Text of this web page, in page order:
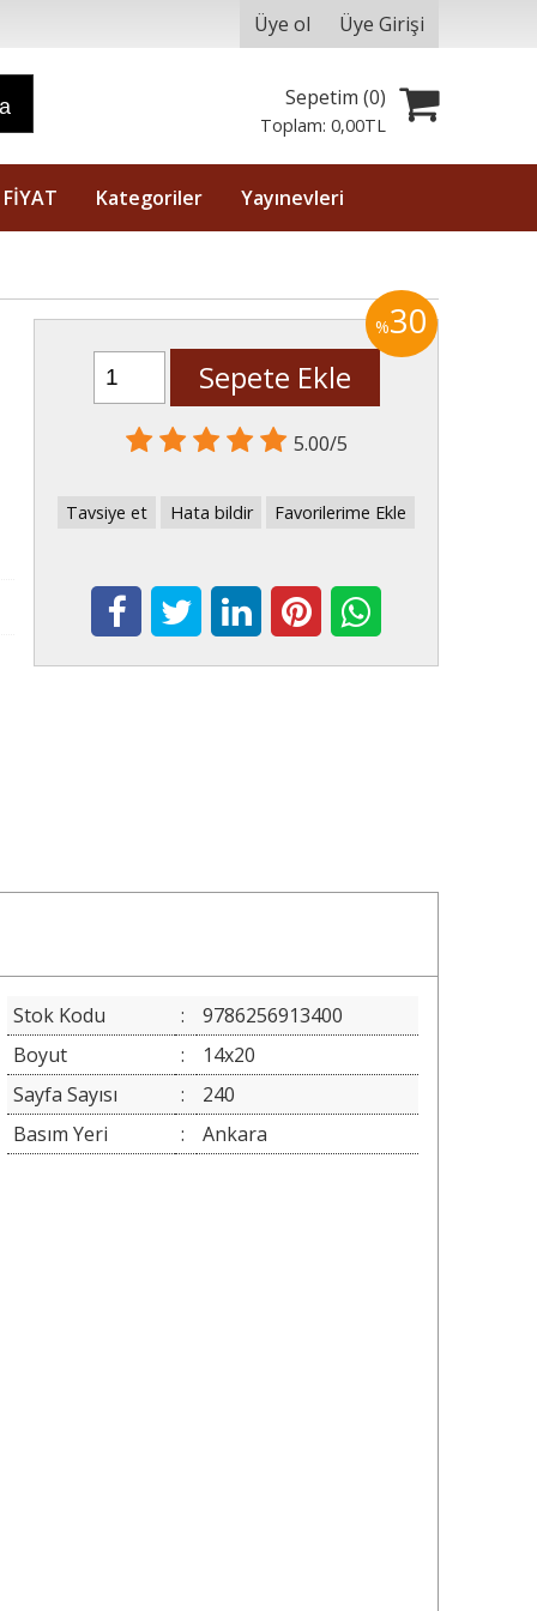
Üye ol Üye Girişi
Sepetim (0)
Toplam:0,00TL
FİYAT Kategoriler Yayınevleri
%30
Sepete Ekle
5.00/5
Tavsiye et Hata bildir Favorilerime Ekle
Stok Kodu :
9786256913400
Boyut
:
14x20
Sayfa Sayısı
:
240
Basım Yeri
: Ankara